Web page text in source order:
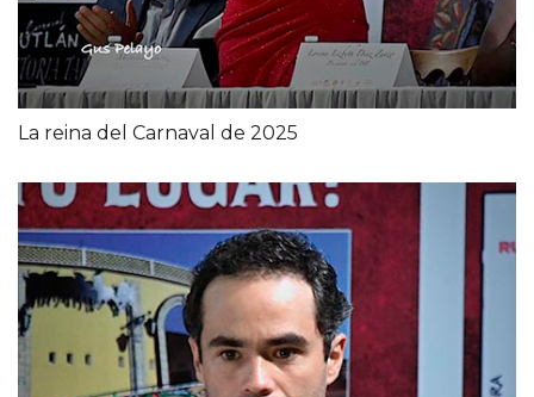
La reina del Carnaval de 2025